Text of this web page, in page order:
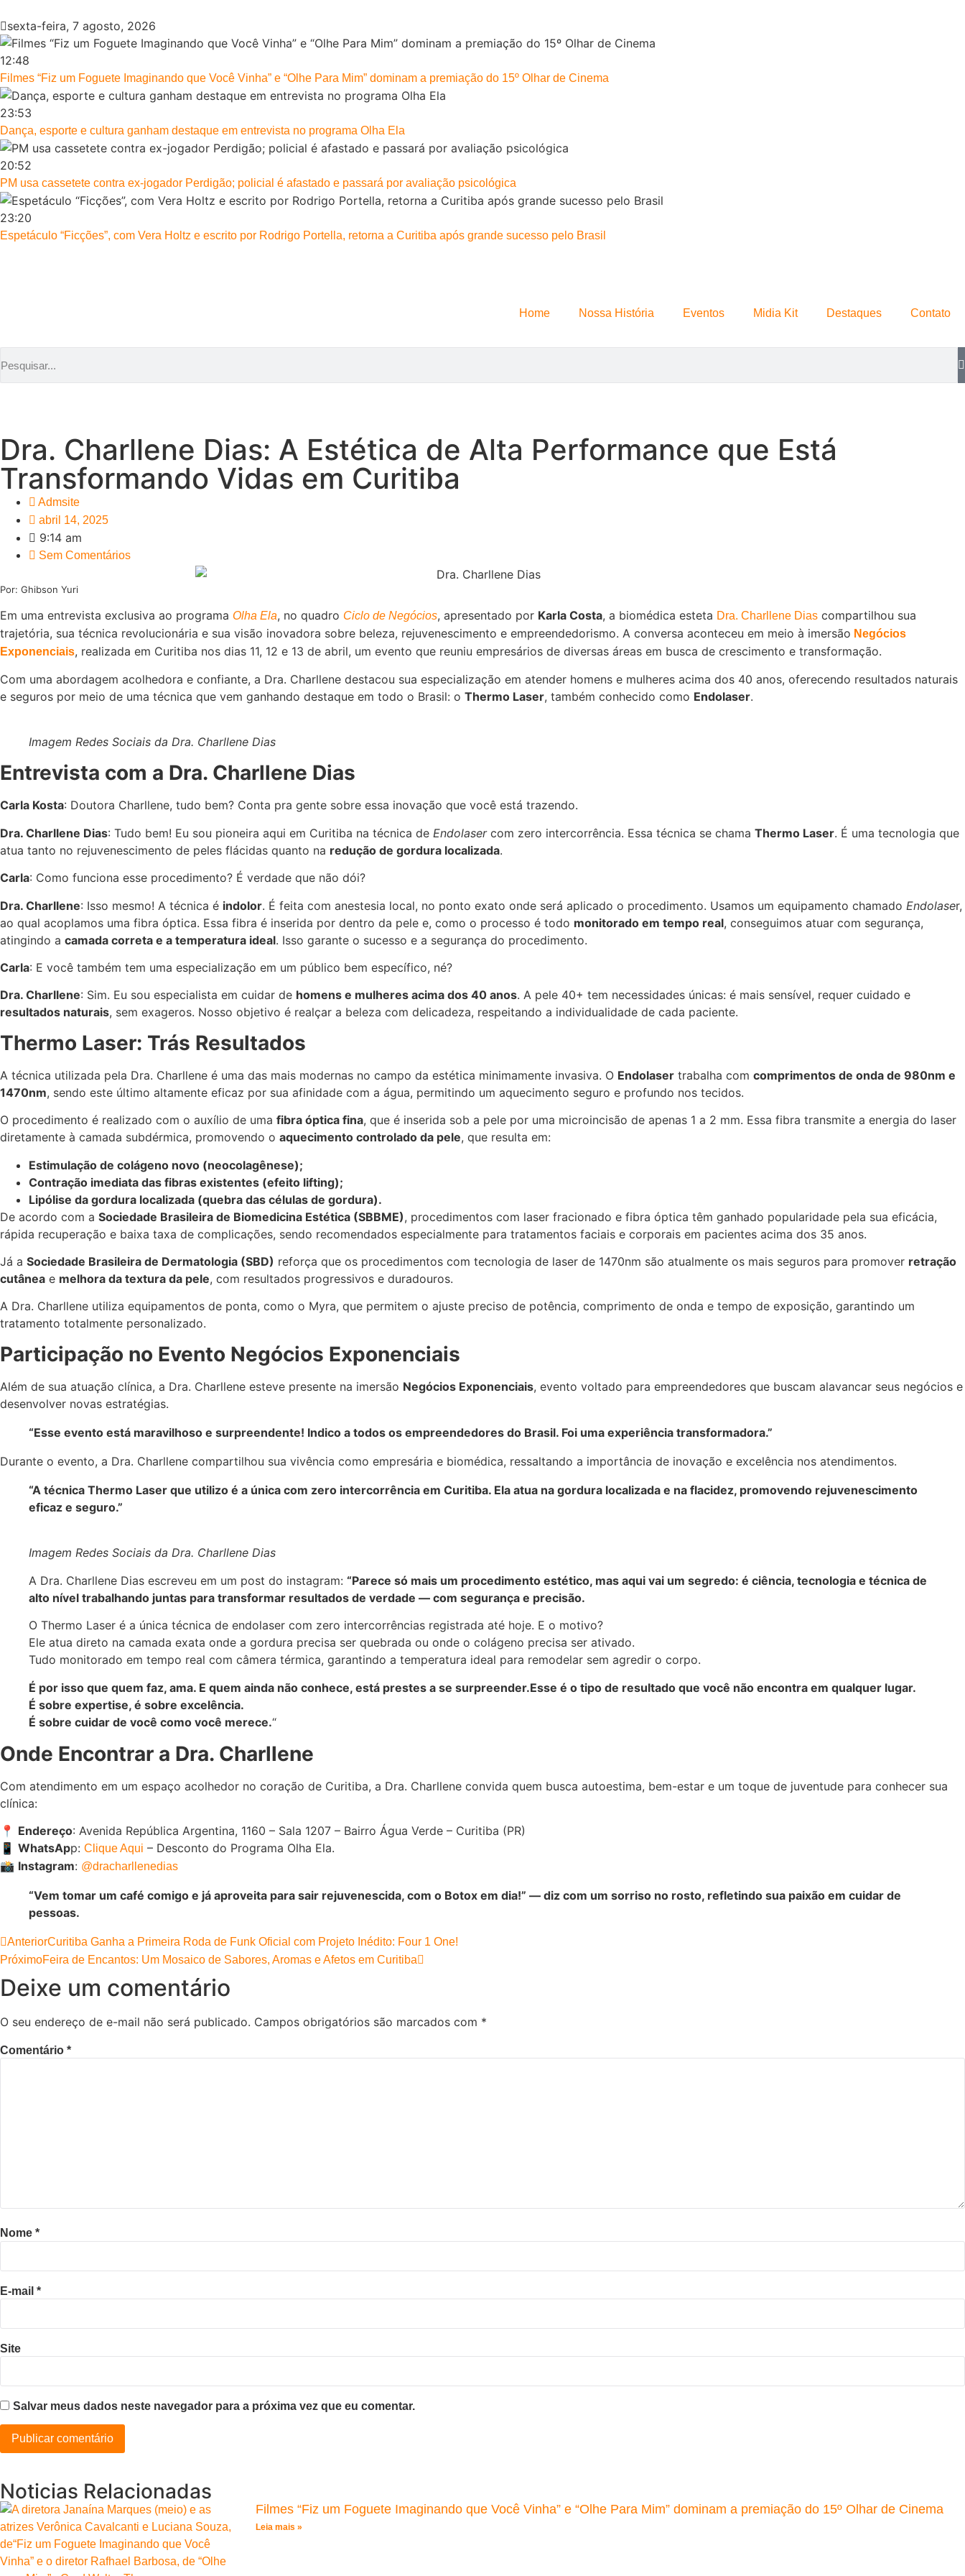
sexta-feira, 7 agosto, 2026
12:48
Filmes “Fiz um Foguete Imaginando que Você Vinha” e “Olhe Para Mim” dominam a premiação do 15º Olhar de Cinema
23:53
Dança, esporte e cultura ganham destaque em entrevista no programa Olha Ela
20:52
PM usa cassetete contra ex-jogador Perdigão; policial é afastado e passará por avaliação psicológica
23:20
Espetáculo “Ficções”, com Vera Holtz e escrito por Rodrigo Portella, retorna a Curitiba após grande sucesso pelo Brasil
Home Nossa História Eventos Midia Kit Destaques Contato
Dra. Charllene Dias: A Estética de Alta Performance que Está
Transformando Vidas em Curitiba
Admsite
abril 14, 2025
9:14 am
Sem Comentários
Por: Ghibson Yuri
Em uma entrevista exclusiva ao programa Olha Ela, no quadro Ciclo de Negócios, apresentado por Karla Costa, a biomédica esteta Dra. Charllene Dias compartilhou sua
trajetória, sua técnica revolucionária e sua visão inovadora sobre beleza, rejuvenescimento e empreendedorismo. A conversa aconteceu em meio à imersão Negócios
Exponenciais, realizada em Curitiba nos dias 11, 12 e 13 de abril, um evento que reuniu empresários de diversas áreas em busca de crescimento e transformação.
Com uma abordagem acolhedora e confiante, a Dra. Charllene destacou sua especialização em atender homens e mulheres acima dos 40 anos, oferecendo resultados naturais
e seguros por meio de uma técnica que vem ganhando destaque em todo o Brasil: o Thermo Laser, também conhecido como Endolaser.
Imagem Redes Sociais da Dra. Charllene Dias
Entrevista com a Dra. Charllene Dias
Carla Kosta: Doutora Charllene, tudo bem? Conta pra gente sobre essa inovação que você está trazendo.
Dra. Charllene Dias: Tudo bem! Eu sou pioneira aqui em Curitiba na técnica de Endolasercom zero intercorrência. Essa técnica se chama Thermo Laser. É uma tecnologia que
atua tanto no rejuvenescimento de peles flácidas quanto na redução de gordura localizada.
Carla: Como funciona esse procedimento? É verdade que não dói?
Dra. Charllene: Isso mesmo! A técnica é indolor. É feita com anestesia local, no ponto exato onde será aplicado o procedimento. Usamos um equipamento chamado Endolaser,
ao qual acoplamos uma fibra óptica. Essa fibra é inserida por dentro da pele e, como o processo é todo monitorado em tempo real, conseguimos atuar com segurança,
atingindo a camada correta e a temperatura ideal. Isso garante o sucesso e a segurança do procedimento.
Carla: E você também tem uma especialização em um público bem específico, né?
Dra. Charllene: Sim. Eu sou especialista em cuidar de homens e mulheres acima dos 40 anos. A pele 40+ tem necessidades únicas: é mais sensível, requer cuidado e
resultados naturais, sem exageros. Nosso objetivo é realçar a beleza com delicadeza, respeitando a individualidade de cada paciente.
Thermo Laser: Trás Resultados
A técnica utilizada pela Dra. Charllene é uma das mais modernas no campo da estética minimamente invasiva. O Endolaser trabalha com comprimentos de onda de 980nm e
1470nm, sendo este último altamente eficaz por sua afinidade com a água, permitindo um aquecimento seguro e profundo nos tecidos.
O procedimento é realizado com o auxílio de uma fibra óptica fina, que é inserida sob a pele por uma microincisão de apenas 1 a 2 mm. Essa fibra transmite a energia do laser
diretamente à camada subdérmica, promovendo o aquecimento controlado da pele, que resulta em:
Estimulação de colágeno novo (neocolagênese);
Contração imediata das fibras existentes (efeito lifting);
Lipólise da gordura localizada (quebra das células de gordura).
De acordo com a Sociedade Brasileira de Biomedicina Estética (SBBME), procedimentos com laser fracionado e fibra óptica têm ganhado popularidade pela sua eficácia,
rápida recuperação e baixa taxa de complicações, sendo recomendados especialmente para tratamentos faciais e corporais em pacientes acima dos 35 anos.
Já a Sociedade Brasileira de Dermatologia (SBD) reforça que os procedimentos com tecnologia de laser de 1470nm são atualmente os mais seguros para promover retração
cutânea e melhora da textura da pele, com resultados progressivos e duradouros.
A Dra. Charllene utiliza equipamentos de ponta, como o Myra, que permitem o ajuste preciso de potência, comprimento de onda e tempo de exposição, garantindo um
tratamento totalmente personalizado.
Participação no Evento Negócios Exponenciais
Além de sua atuação clínica, a Dra. Charllene esteve presente na imersão Negócios Exponenciais, evento voltado para empreendedores que buscam alavancar seus negócios e
desenvolver novas estratégias.
“Esse evento está maravilhoso e surpreendente! Indico a todos os empreendedores do Brasil. Foi uma experiência transformadora.”
Durante o evento, a Dra. Charllene compartilhou sua vivência como empresária e biomédica, ressaltando a importância de inovação e excelência nos atendimentos.
“A técnica Thermo Laser que utilizo é a única com zero intercorrência em Curitiba. Ela atua na gordura localizada e na flacidez, promovendo rejuvenescimento
eficaz e seguro.”
Imagem Redes Sociais da Dra. Charllene Dias
A Dra. Charllene Dias escreveu em um post do instagram: “Parece só mais um procedimento estético, mas aqui vai um segredo: é ciência, tecnologia e técnica de
alto nível trabalhando juntas para transformar resultados de verdade — com segurança e precisão.
O Thermo Laser é a única técnica de endolaser com zero intercorrências registrada até hoje. E o motivo?
Ele atua direto na camada exata onde a gordura precisa ser quebrada ou onde o colágeno precisa ser ativado.
Tudo monitorado em tempo real com câmera térmica, garantindo a temperatura ideal para remodelar sem agredir o corpo.
É por isso que quem faz, ama. E quem ainda não conhece, está prestes a se surpreender.Esse é o tipo de resultado que você não encontra em qualquer lugar.
É sobre expertise, é sobre excelência.
É sobre cuidar de você como você merece.“
Onde Encontrar a Dra. Charllene
Com atendimento em um espaço acolhedor no coração de Curitiba, a Dra. Charllene convida quem busca autoestima, bem-estar e um toque de juventude para conhecer sua
clínica:
📍 Endereço: Avenida República Argentina, 1160 – Sala 1207 – Bairro Água Verde – Curitiba (PR)
📱 WhatsApp: Clique Aqui – Desconto do Programa Olha Ela.
📸 Instagram: @dracharllenedias
“Vem tomar um café comigo e já aproveita para sair rejuvenescida, com o Botox em dia!” — diz com um sorriso no rosto, refletindo sua paixão em cuidar de
pessoas.
AnteriorCuritiba Ganha a Primeira Roda de Funk Oficial com Projeto Inédito: Four 1 One!
PróximoFeira de Encantos: Um Mosaico de Sabores, Aromas e Afetos em Curitiba
Deixe um comentário
O seu endereço de e-mail não será publicado. Campos obrigatórios são marcados com *
Comentário *
Nome *
E-mail *
Site
Salvar meus dados neste navegador para a próxima vez que eu comentar.
Noticias Relacionadas
Filmes “Fiz um Foguete Imaginando que Você Vinha” e “Olhe Para Mim” dominam a premiação do 15º Olhar de Cinema
Leia mais »